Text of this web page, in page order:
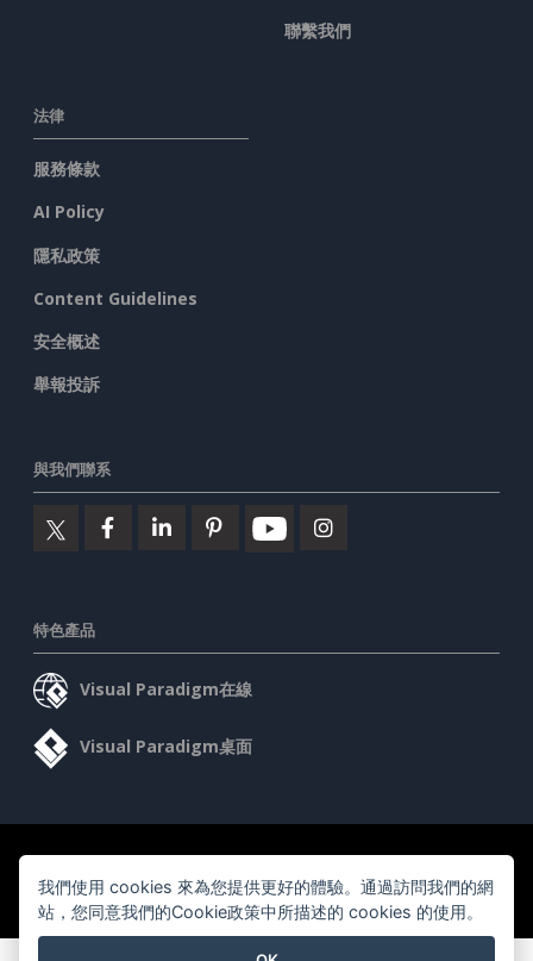
聯繫我們
法律
服務條款
AI Policy
隱私政策
Content Guidelines
安全概述
舉報投訴
與我們聯系
特色產品
Visual Paradigm在線
Visual Paradigm桌面
©2026 by Visual Paradigm. 版權所有。
隱私政策
Content Guidelines
安全概述
我們使用 cookies 來為您提供更好的體驗。通過訪問我們的網
站，您同意我們的Cookie政策中所描述的 cookies 的使用。